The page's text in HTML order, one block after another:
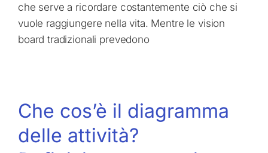
che serve a ricordare costantemente ciò che si
vuole raggiungere nella vita. Mentre le vision
board tradizionali prevedono
Che cos’è il diagramma
delle attività?